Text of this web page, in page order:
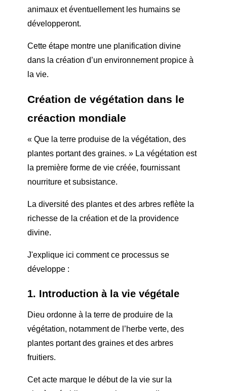
animaux et éventuellement les humains se
développeront.
Cette étape montre une planification divine
dans la création d’un environnement propice à
la vie.
Création de végétation dans le
créaction mondiale
« Que la terre produise de la végétation, des
plantes portant des graines. » La végétation est
la première forme de vie créée, fournissant
nourriture et subsistance.
La diversité des plantes et des arbres reflète la
richesse de la création et de la providence
divine.
J'explique ici comment ce processus se
développe :
1. Introduction à la vie végétale
Dieu ordonne à la terre de produire de la
végétation, notamment de l’herbe verte, des
plantes portant des graines et des arbres
fruitiers.
Cet acte marque le début de la vie sur la